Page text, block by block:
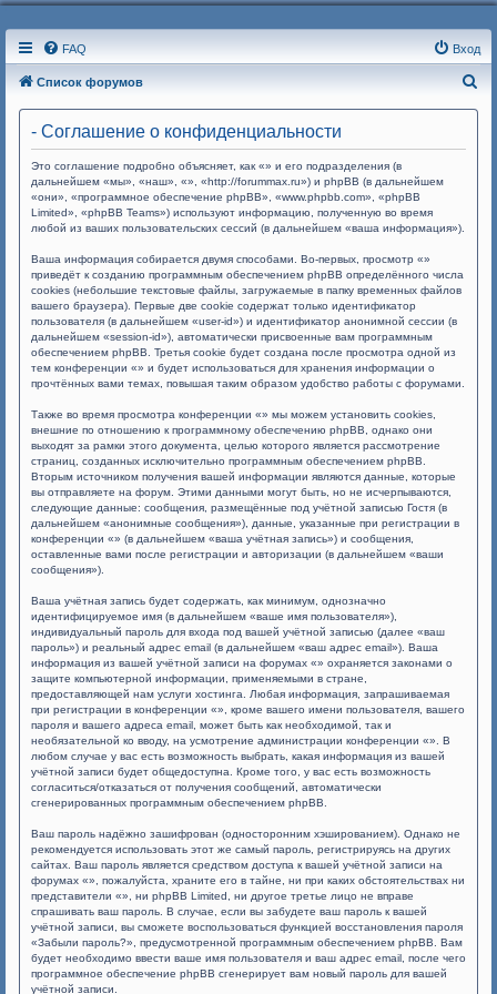
FAQ Вход
Список форумов
- Соглашение о конфиденциальности
Это соглашение подробно объясняет, как «» и его подразделения (в
дальнейшем «мы», «наш», «», «http://forummax.ru») и phpBB (в дальнейшем
«они», «программное обеспечение phpBB», «www.phpbb.com», «phpBB
Limited», «phpBB Teams») используют информацию, полученную во время
любой из ваших пользовательских сессий (в дальнейшем «ваша информация»).
Ваша информация собирается двумя способами. Во-первых, просмотр «»
приведёт к созданию программным обеспечением phpBB определённого числа
cookies (небольшие текстовые файлы, загружаемые в папку временных файлов
вашего браузера). Первые две cookie содержат только идентификатор
пользователя (в дальнейшем «user-id») и идентификатор анонимной сессии (в
дальнейшем «session-id»), автоматически присвоенные вам программным
обеспечением phpBB. Третья cookie будет создана после просмотра одной из
тем конференции «» и будет использоваться для хранения информации о
прочтённых вами темах, повышая таким образом удобство работы с форумами.
Также во время просмотра конференции «» мы можем установить cookies,
внешние по отношению к программному обеспечению phpBB, однако они
выходят за рамки этого документа, целью которого является рассмотрение
страниц, созданных исключительно программным обеспечением phpBB.
Вторым источником получения вашей информации являются данные, которые
вы отправляете на форум. Этими данными могут быть, но не исчерпываются,
следующие данные: сообщения, размещённые под учётной записью Гостя (в
дальнейшем «анонимные сообщения»), данные, указанные при регистрации в
конференции «» (в дальнейшем «ваша учётная запись») и сообщения,
оставленные вами после регистрации и авторизации (в дальнейшем «ваши
сообщения»).
Ваша учётная запись будет содержать, как минимум, однозначно
идентифицируемое имя (в дальнейшем «ваше имя пользователя»),
индивидуальный пароль для входа под вашей учётной записью (далее «ваш
пароль») и реальный адрес email (в дальнейшем «ваш адрес email»). Ваша
информация из вашей учётной записи на форумах «» охраняется законами о
защите компьютерной информации, применяемыми в стране,
предоставляющей нам услуги хостинга. Любая информация, запрашиваемая
при регистрации в конференции «», кроме вашего имени пользователя, вашего
пароля и вашего адреса email, может быть как необходимой, так и
необязательной ко вводу, на усмотрение администрации конференции «». В
любом случае у вас есть возможность выбрать, какая информация из вашей
учётной записи будет общедоступна. Кроме того, у вас есть возможность
согласиться/отказаться от получения сообщений, автоматически
сгенерированных программным обеспечением phpBB.
Ваш пароль надёжно зашифрован (односторонним хэшированием). Однако не
рекомендуется использовать этот же самый пароль, регистрируясь на других
сайтах. Ваш пароль является средством доступа к вашей учётной записи на
форумах «», пожалуйста, храните его в тайне, ни при каких обстоятельствах ни
представители «», ни phpBB Limited, ни другое третье лицо не вправе
спрашивать ваш пароль. В случае, если вы забудете ваш пароль к вашей
учётной записи, вы сможете воспользоваться функцией восстановления пароля
«Забыли пароль?», предусмотренной программным обеспечением phpBB. Вам
будет необходимо ввести ваше имя пользователя и ваш адрес email, после чего
программное обеспечение phpBB сгенерирует вам новый пароль для вашей
учётной записи.